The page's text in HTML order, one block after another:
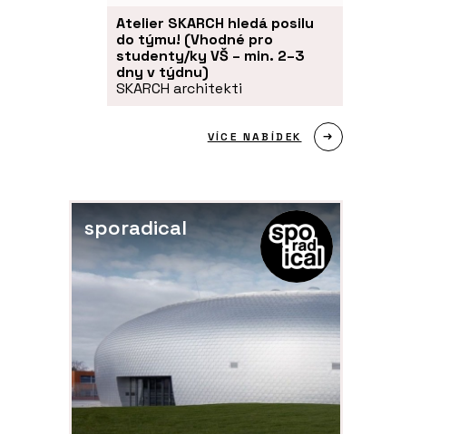
Atelier SKARCH hledá posilu
do týmu! (Vhodné pro
studenty/ky VŠ – min. 2–3
dny v týdnu)
SKARCH architekti
VÍCE NABÍDEK
sporadical